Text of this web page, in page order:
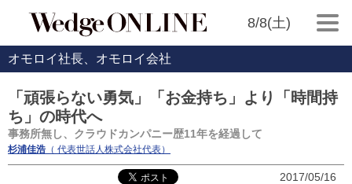
8/8(土)
オモロイ社長、オモロイ会社
「頑張らない勇気」「お金持ち」より「時間持
ち」の時代へ
事務所無し、クラウドカンパニー歴11年を経過して
杉浦佳浩 （ 代表世話人株式会社代表）
2017/05/16